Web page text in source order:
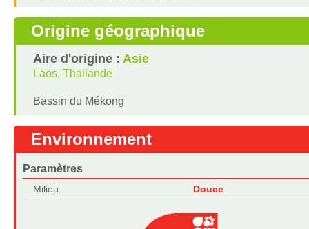
Origine géographique
Aire d'origine : Asie
Laos, Thailande
Bassin du Mékong
Environnement
Paramètres
Milieu Douce